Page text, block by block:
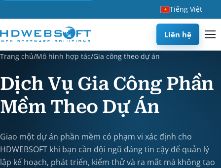
Tiếng Việt
Liên hệ
Trang chủ/Mô hình hợp tác/Gia công theo dự án
Dịch Vụ Gia Công Phần
Mềm Theo Dự Án
Giao một dự án phần mềm có phạm vi xác định cho
HDWEBSOFT khi bạn cần đội ngũ đáng tin cậy để quản lý
lập kế hoạch, phát triển, kiểm thử và ra mắt mà không tạo